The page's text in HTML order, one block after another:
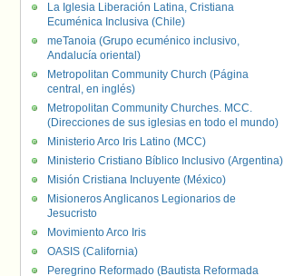
La Iglesia Liberación Latina, Cristiana
Ecuménica Inclusiva (Chile)
meTanoia (Grupo ecuménico inclusivo,
Andalucía oriental)
Metropolitan Community Church (Página
central, en inglés)
Metropolitan Community Churches. MCC.
(Direcciones de sus iglesias en todo el mundo)
Ministerio Arco Iris Latino (MCC)
Ministerio Cristiano Bíblico Inclusivo (Argentina)
Misión Cristiana Incluyente (México)
Misioneros Anglicanos Legionarios de
Jesucristo
Movimiento Arco Iris
OASIS (California)
Peregrino Reformado (Bautista Reformada